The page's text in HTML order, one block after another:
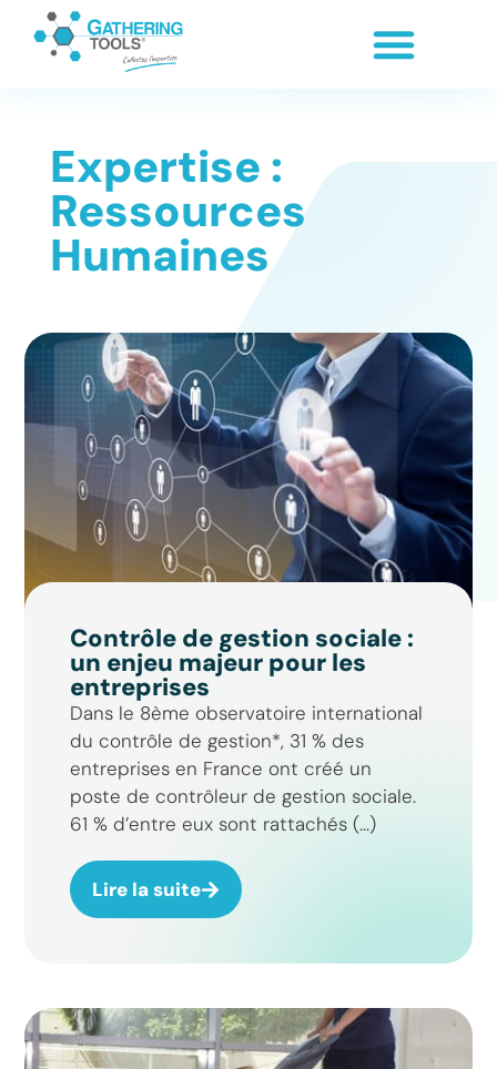
Expertise :
Ressources
Humaines
Contrôle de gestion sociale :
un enjeu majeur pour les
entreprises
Dans le 8ème observatoire international
du contrôle de gestion*, 31 % des
entreprises en France ont créé un
poste de contrôleur de gestion sociale.
61 % d’entre eux sont rattachés (...)
Lire la suite